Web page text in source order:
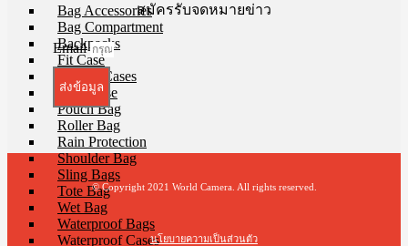
Bag Accessories
Bag Compartment
Backpacks
Fit Case
Holster Cases
Lens Case
Pouch Bag
Roller Bag
Rain Protection
Shoulder Bag
Sling Bags
Tote Bag
Wet Bag
Waterproof Bags
Waterproof Cases
สมัครรับจดหมายข่าว
Email
ส่งข้อมูล
© Copyright 2021 World Camera. All rights reserved.
นโยบายความเป็นส่วนตัว